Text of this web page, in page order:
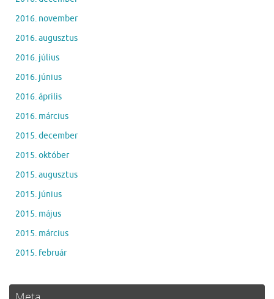
2016. november
2016. augusztus
2016. július
2016. június
2016. április
2016. március
2015. december
2015. október
2015. augusztus
2015. június
2015. május
2015. március
2015. február